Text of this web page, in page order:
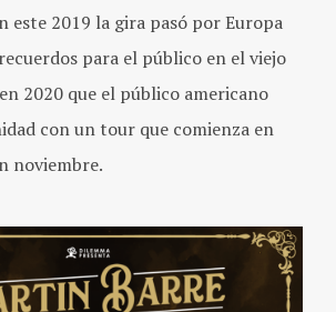
este 2019 la gira pasó por Europa
para el público en el viejo
2020 que el público americano
con un tour que comienza en
noviembre.